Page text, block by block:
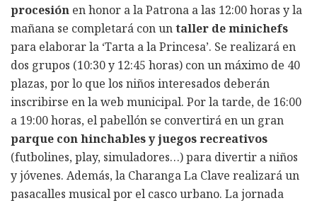
procesión en honor a la Patrona a las 12:00 horas y la
mañana se completará con untaller de minichefs
para elaborar la ‘Tarta a la Princesa’. Se realizará en
dos grupos (10:30 y 12:45 horas) con un máximo de 40
plazas, por lo que los niños interesados deberán
inscribirse en la web municipal. Por la tarde, de 16:00
a 19:00 horas, el pabellón se convertirá en un gran
parque con hinchables y juegos recreativos
(futbolines, play, simuladores…) para divertir a niños
y jóvenes. Además, la Charanga La Clave realizará un
pasacalles musical por el casco urbano. La jornada